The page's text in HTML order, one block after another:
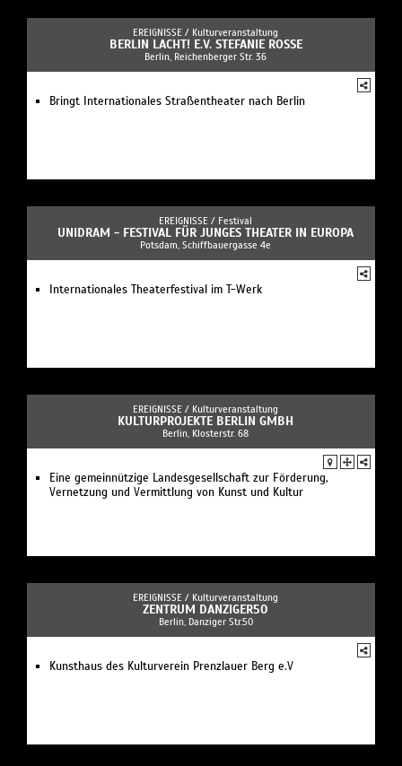
EREIGNISSE / Kulturveranstaltung
BERLIN LACHT! E.V. STEFANIE ROSSE
Berlin, Reichenberger Str. 36
Bringt Internationales Straßentheater nach Berlin
EREIGNISSE / Festival
UNIDRAM - FESTIVAL FÜR JUNGES THEATER IN EUROPA
Potsdam, Schiffbauergasse 4e
Internationales Theaterfestival im T-Werk
EREIGNISSE / Kulturveranstaltung
KULTURPROJEKTE BERLIN GMBH
Berlin, Klosterstr. 68
Eine gemeinnützige Landesgesellschaft zur Förderung,
Vernetzung und Vermittlung von Kunst und Kultur
EREIGNISSE / Kulturveranstaltung
ZENTRUM DANZIGER50
Berlin, Danziger Str.50
Kunsthaus des Kulturverein Prenzlauer Berg e.V